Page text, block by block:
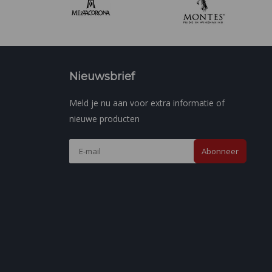
Nieuwsbrief
Meld je nu aan voor extra informatie of
nieuwe producten
Abonneer